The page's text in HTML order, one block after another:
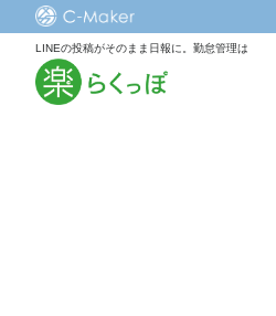
LINEの投稿がそのまま日報に。勤怠管理は